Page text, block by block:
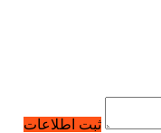
ثبت اطلاعات